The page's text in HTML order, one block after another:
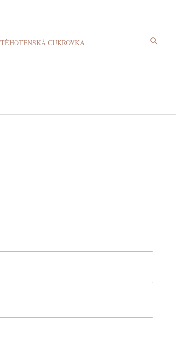
TĚHOTENSKÁ CUKROVKA Hledat